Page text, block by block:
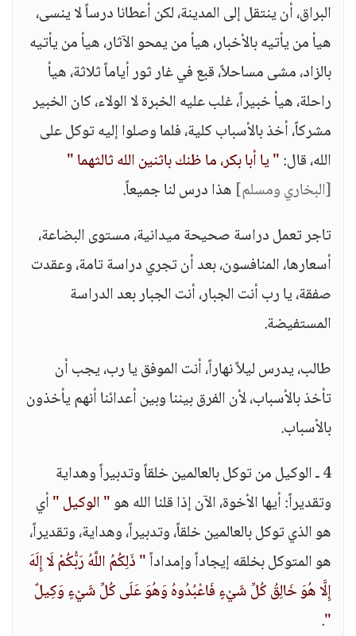
البراق، أن ينتقل إلى المدينة، لكن أعطانا درساً لا ينسى،
هيأ من يأتيه بالأخبار، هيأ من يمحو الآثار، هيأ من يأتيه
بالزاد، مشى مساحلاً، قبع في غار ثور أياماً ثلاثة، هيأ
راحلة، هيأ خبيراً، غلب عليه الخبرة لا الولاء، كان الخبير
مشركاً، أخذ بالأسباب كلية، فلما وصلوا إليه توكل على
الله، قال:" يا أبا بكر، ما ظنك باثنين الله ثالثهما "
[البخاري ومسلم] هذا درس لنا جميعاً.
تاجر تعمل دراسة صحيحة ميدانية، مستوى البضاعة،
أسعارها، المنافسون، بعد أن تجري دراسة تامة، وعقدت
صفقة، يا رب أنت الجبار، أنت الجبار بعد الدراسة
المستفيضة.
طالب، يدرس ليلاً نهاراً، أنت الموفق يا رب، يجب أن
تأخذ بالأسباب، لأن الفرق بيننا وبين أعدائنا أنهم يأخذون
بالأسباب.
4 ـ الوكيل من توكل بالعالمين خلقاً وتدبيراً وهداية
وتقديراً: أيها الأخوة، الآن إذا قلنا الله هو" الوكيل "أي
هو الذي توكل بالعالمين خلقاً، وتدبيراً، وهداية، وتقديراً،
هو المتوكل بخلقه إيجاداً وإمداداً" ذَلِكُمُ اللَّهُ رَبُّكُمْ لَا إِلَهَ
إِلَّا هُوَ خَالِقُ كُلِّ شَيْءٍ فَاعْبُدُوهُ وَهُوَ عَلَى كُلِّ شَيْءٍ وَكِيلٌ
"
.